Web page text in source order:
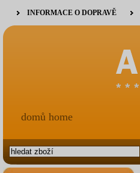
INFORMACE O DOPRAVĚ
domů home